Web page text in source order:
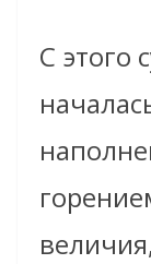
С этого